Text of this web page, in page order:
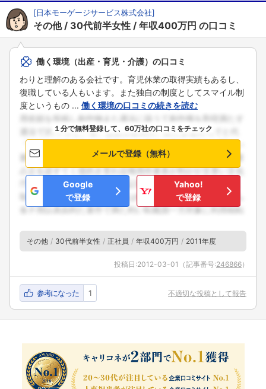
[日本モーゲージサービス株式会社]
その他 30代前半女性 年収400万円 の口コミ
働く環境（出産・育児・介護）の口コミ
わりと理解のある会社です。育児休業の取得実績もあるし、
復職している人もいます。また独自の制度としてスマイル制
度というもの ... 働く環境の口コミの続きを読む
１分で無料登録して、60万社の口コミをチェック
メールで登録（無料）
Google
で登録
Yahoo!
で登録
その他 30代前半女性 正社員 年収400万円 2011年度
投稿日:2012-03-01 （記事番号:246866）
参考になった 1 不適切な投稿として報告